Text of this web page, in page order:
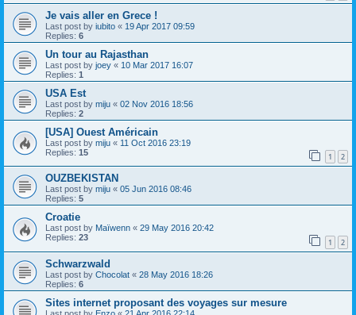
Je vais aller en Grece !
Last post by iubito « 19 Apr 2017 09:59
Replies: 6
Un tour au Rajasthan
Last post by joey « 10 Mar 2017 16:07
Replies: 1
USA Est
Last post by miju « 02 Nov 2016 18:56
Replies: 2
[USA] Ouest Américain
Last post by miju « 11 Oct 2016 23:19
Replies: 15 1 2
OUZBEKISTAN
Last post by miju « 05 Jun 2016 08:46
Replies: 5
Croatie
Last post by Maïwenn « 29 May 2016 20:42
Replies: 23 1 2
Schwarzwald
Last post by Chocolat « 28 May 2016 18:26
Replies: 6
Sites internet proposant des voyages sur mesure